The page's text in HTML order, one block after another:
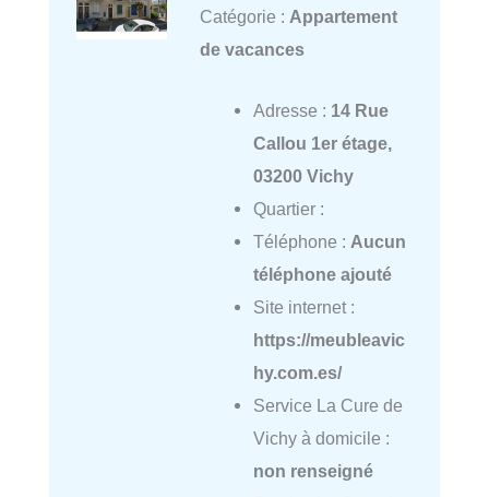
Catégorie : Appartement
de vacances
Adresse : 14 Rue
Callou 1er étage,
03200 Vichy
Quartier :
Téléphone : Aucun
téléphone ajouté
Site internet :
https://meubleavic
hy.com.es/
Service La Cure de
Vichy à domicile :
non renseigné